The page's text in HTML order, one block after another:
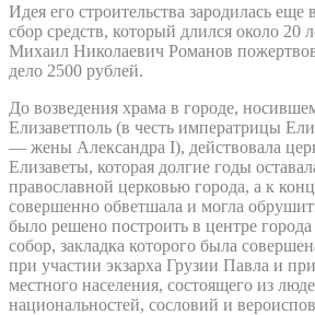
Идея его строительства зародилась еще
сбор средств, который длился около 20
Михаил Николаевич Романов
дело 2500 рублей.
До возведения храма в городе,
Елизаветполь (в честь императрицы
— жены Александра I), действовала
Елизаветы, которая долгие годы
православной церковью города, а к
совершенно обветшала и могла
было решено построить в центре
собор, закладка которого была
при участии экзарха Грузии Павла и
местного населения, состоящего из
национальностей, сословий и